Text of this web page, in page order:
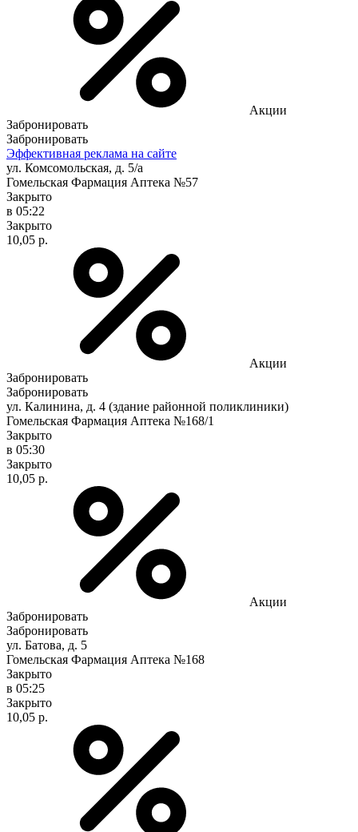
Акции
Забронировать
Забронировать
Эффективная реклама на сайте
ул. Комсомольская, д. 5/а
Гомельская Фармация Аптека №57
Закрыто
в 05:22
Закрыто
10,05 р.
Акции
Забронировать
Забронировать
ул. Калинина, д. 4 (здание районной поликлиники)
Гомельская Фармация Аптека №168/1
Закрыто
в 05:30
Закрыто
10,05 р.
Акции
Забронировать
Забронировать
ул. Батова, д. 5
Гомельская Фармация Аптека №168
Закрыто
в 05:25
Закрыто
10,05 р.